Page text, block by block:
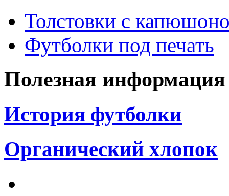
Толстовки с
Футболки под печать
Полезная информация
История футболки
Органический хлопок